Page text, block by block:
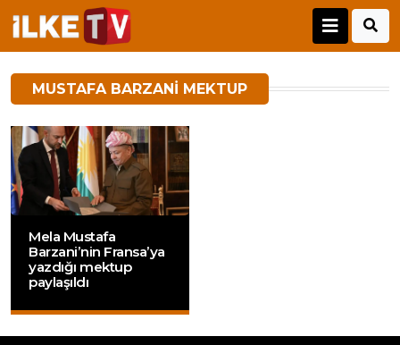
MUSTAFA BARZANI MEKTUP
Mela Mustafa
Barzani’nin Fransa’ya
yazdığı mektup
paylaşıldı